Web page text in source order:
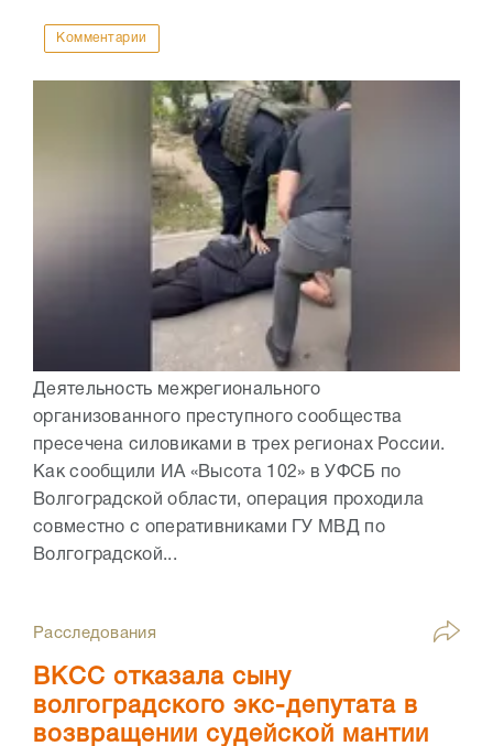
Комментарии
Деятельность межрегионального
организованного преступного сообщества
пресечена силовиками в трех регионах России.
Как сообщили ИА «Высота 102» в УФСБ по
Волгоградской области, операция проходила
совместно с оперативниками ГУ МВД по
Волгоградской...
Расследования
ВКСС отказала сыну
волгоградского экс-депутата в
возвращении судейской мантии